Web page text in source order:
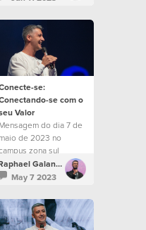
se:
se com o
Valor
Mensagem do dia 7 de
maio de 2023 no
zona sul
Raphael Galante
May 7 2023